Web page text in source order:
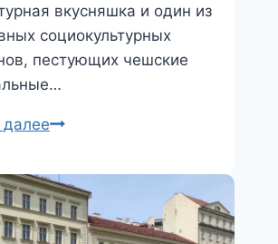
вкусняшка и один из
социокультурных
пестующих чешские
далееПражская